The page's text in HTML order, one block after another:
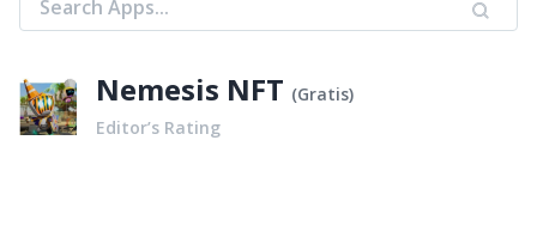
Nemesis NFT (Gratis)
Editor’s Rating